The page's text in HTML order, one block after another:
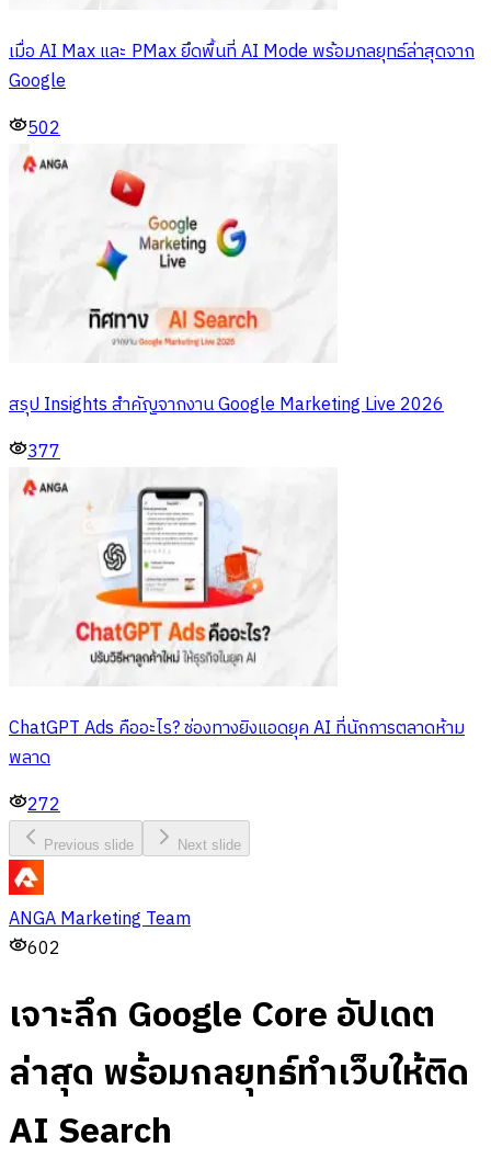
เมื่อ AI Max และ PMax ยึดพื้นที่ AI Mode พร้อมกลยุทธ์ล่าสุดจาก
Google
502
สรุป Insights สำคัญจากงาน Google Marketing Live 2026
377
ChatGPT Ads คืออะไร? ช่องทางยิงแอดยุค AI ที่นักการตลาดห้าม
พลาด
272
Previous slide Next slide
ANGA Marketing Team
602
เจาะลึก Google Core อัปเดต
ล่าสุด พร้อมกลยุทธ์ทำเว็บให้ติด
AI Search